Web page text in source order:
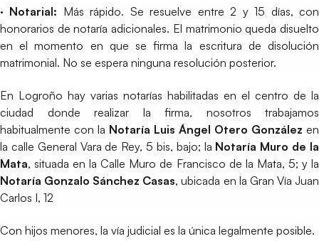
· Notarial: Más rápido. Se resuelve entre 2 y 15 días, con
honorarios de notaría adicionales. El matrimonio queda disuelto
en el momento en que se firma la escritura de disolución
matrimonial. No se espera ninguna resolución posterior.
En Logroño hay varias notarías habilitadas en el centro de la
ciudad donde realizar la firma, nosotros trabajamos
habitualmente con la Notaría Luis Ángel Otero González en
la calle General Vara de Rey, 5 bis, bajo; la Notaría Muro de la
Mata, situada en la Calle Muro de Francisco de la Mata, 5; y la
Notaría Gonzalo Sánchez Casas, ubicada en la Gran Vía Juan
Carlos I, 12
Con hijos menores, la vía judicial es la única legalmente posible.